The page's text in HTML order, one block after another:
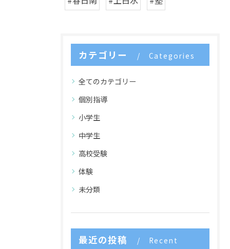
カテゴリー Categories
全てのカテゴリー
個別指導
小学生
中学生
高校受験
体験
未分類
最近の投稿
Recent